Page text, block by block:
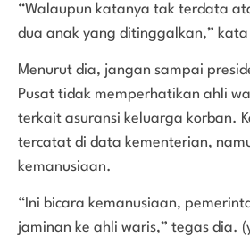
“Walaupun katanya tak terdata
dua anak yang ditinggalkan,”
Menurut dia, jangan sampai
Pusat tidak memperhatikan ahli
terkait asuransi keluarga korban.
tercatat di data kementerian,
kemanusiaan.
“Ini bicara kemanusiaan,
jaminan ke ahli waris,” tegas dia.